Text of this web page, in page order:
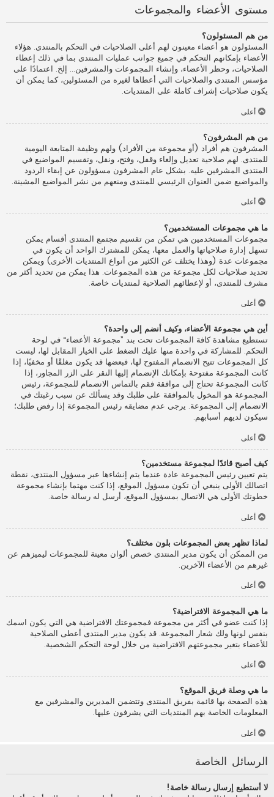
مستوى الأعضاء والمجموعات
من هم المسئولون؟
المسئولون هو أعضاء معينون لهم أعلى الصلاحيات في التحكم بالمنتدى. هؤلاء
الأعضاء بإمكانهم التحكم في جميع جوانب عمليات المنتدى بما في ذلك إعطاء
الصلاحيات، وحظر الأعضاء، وإنشاء المجموعات والمشرفين... إلخ. اعتمادًا على
مؤسس المنتدى والصلاحيات التي أعطاها لغيره من المسئولين، كما يمكن أن
يكون صلاحيات إشراف كاملة على المنتديات.
أعلى
من هم المشرفون؟
المشرفون هم أفراد (أو مجموعة من الأفراد) ولهم وظيفة المتابعة اليومية
للمنتدى. لهم صلاحية تعديل وإلغاء وقفل، وفتح، ونقل، وتقسيم المواضيع في
المنتدى المشرفين عليه. بشكل عام المشرفون مسؤولون عن إبقاء الردود
والمواضيع ضمن العنوان الرئيسي للمنتدى ومنعهم من نشر المواضيع المشينة.
أعلى
ما هي مجموعات المستخدمين؟
مجموعات المستخدمين هي تمكن من تقسيم مجتمع المنتدى أقسام يمكن
تسهل إدارة صلاحياتها والعمل معها، يمكن للمشترك الواحد أن يكون في
مجموعات عدة (وهذا يختلف عن الكثير من أنواع المنتديات الأخرى) ويمكن
تحديد صلاحيات لكل مجموعة من هذه المجموعات. هذا يمكن من تحديد أكثر من
مشرف للمنتدى، أو لإعطائهم الصلاحية لمنتديات خاصة.
أعلى
أين هي مجموعة الأعضاء، وكيف أنضم إلى واحدة؟
تستطيع مشاهدة كافة المجموعات تحت بند ”مجموعة الأعضاء“ في لوحة
التحكم. للمشاركة في واحدة منها عليك الضغط على الخيار المقابل لها، ليست
كل المجموعات تتيح الانضمام المفتوح لها، فبعضها قد يكون مغلقًا أو مخفيًا، إذا
كانت المجموعة مفتوحة بإمكانك الإنضمام إليها النقر على الزر المجاور، إذا
كانت المجموعة تحتاج إلى موافقة فقم بالتماس الانضمام للمجموعة، رئيس
المجموعة هو المخول بالموافقة على طلبك وقد يسألك عن سبب رغبتك في
الانضمام إلى المجموعة. يرجى عدم مضايقه رئيس المجموعة إذا رفض طلبك؛
سيكون لديهم أسبابهم.
أعلى
كيف أصبح قائدًا لمجموعة مستخدمين؟
يتم تعيين رئيس المجموعة عادة عندما يتم إنشاءها عبر مسؤول المنتدى، نقطة
اتصالك الأولى ينبغي أن تكون مسؤول الموقع، إذا كنت مهتما بإنشاء مجموعة
خطوتك الأولى هي الاتصال بمسؤول الموقع، أرسل له رسالة خاصة.
أعلى
لماذا تظهر بعض المجموعات بلون مختلف؟
من الممكن أن يكون مدير المنتدى خصص ألوان معينة للمجموعات ليميزهم عن
غيرهم من الأعضاء الآخرين.
أعلى
ما هي المجموعة الافتراضية؟
إذا كنت عضو في أكثر من مجموعة فمجموعتك الافتراضية هي التي يكون اسمك
بنفس لونها ولك شعار المجموعة. قد يكون مدير المنتدى أعطى الصلاحية
للأعضاء بتغير مجموعتهم الافتراضية من خلال لوحة التحكم الشخصية.
أعلى
ما هي وصلة فريق الموقع؟
هذه الصفحة بها قائمة بفريق المنتدى وتتضمن المديرين والمشرفين مع
المعلومات الخاصة بهم المنتديات التي يشرفون عليها.
أعلى
الرسائل الخاصة
لا أستطيع إرسال رسالة خاصة!